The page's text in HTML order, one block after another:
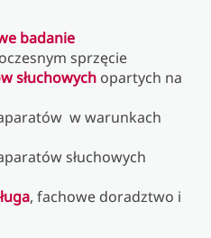
badanie
sprzęcie
słuchowych opartych na
w warunkach
słuchowych
, fachowe doradztwo i